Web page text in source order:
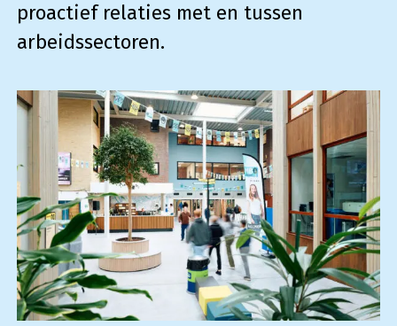
proactief relaties met en tussen
arbeidssectoren.